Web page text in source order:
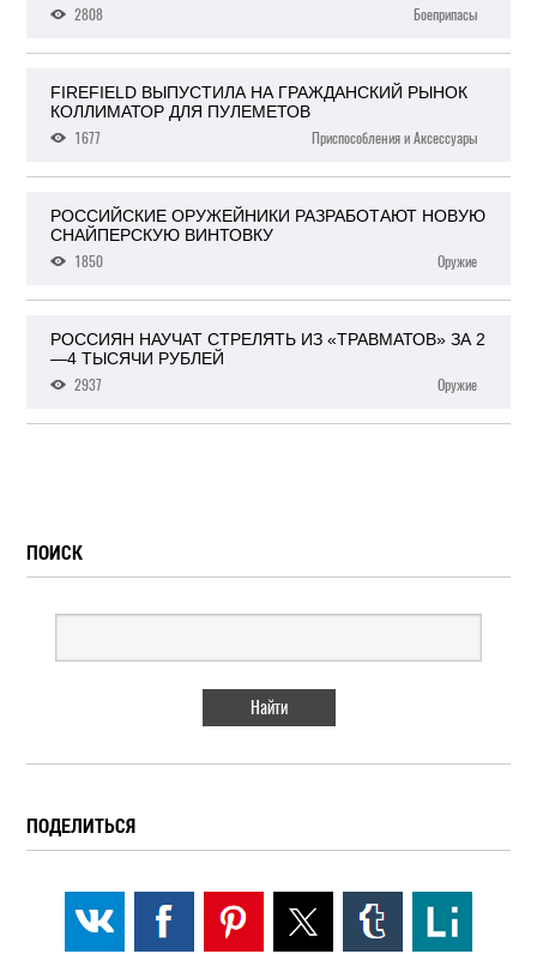
2808
Боеприпасы
FIREFIELD ВЫПУСТИЛА НА ГРАЖДАНСКИЙ РЫНОК
КОЛЛИМАТОР ДЛЯ ПУЛЕМЕТОВ
1677
Приспособления и Аксессуары
РОССИЙСКИЕ ОРУЖЕЙНИКИ РАЗРАБОТАЮТ НОВУЮ
СНАЙПЕРСКУЮ ВИНТОВКУ
1850
Оружие
РОССИЯН НАУЧАТ СТРЕЛЯТЬ ИЗ «ТРАВМАТОВ» ЗА 2
—4 ТЫСЯЧИ РУБЛЕЙ
2937
Оружие
ПОИСК
ПОДЕЛИТЬСЯ